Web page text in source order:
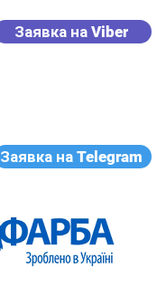
Заявка на Viber
Заявка на Telegram